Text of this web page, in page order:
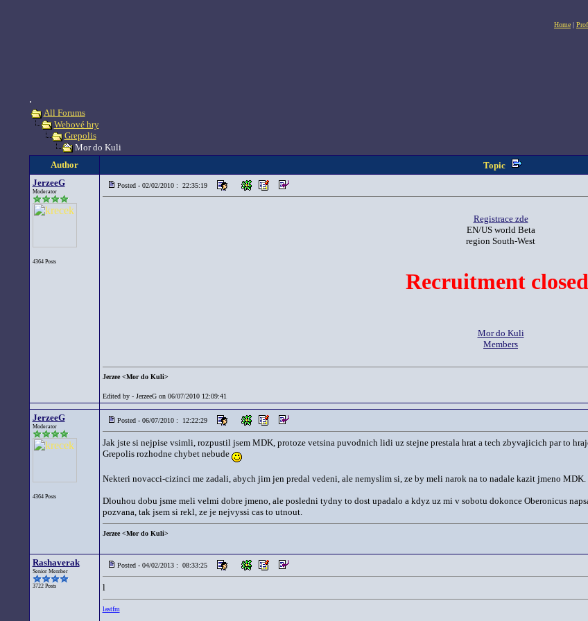
Home |
.
All Forums
Webové hry
Grepolis
Mor do Kuli
Author
Topic
JerzeeG
Moderator
4364 Posts
Posted - 02/02/2010 : 22:35:19
Registrace zde
EN/US world Beta
region South-West
Recruitment
Mor do Kuli
Members
Jerzee <Mor do Kuli>
Edited by - JerzeeG on 06/07/2010 12:09:41
JerzeeG
Moderator
4364 Posts
Posted - 06/07/2010 : 12:22:29
Jak jste si nejpise vsimli, rozpustil jsem MDK, protoze vetsina puvodnich lidi uz stejne prestala hrat a tech zbyvajicich par to
Grepolis rozhodne chybet nebude
Nekteri novacci-cizinci me zadali, abych jim jen predal vedeni, ale nemyslim si, ze by meli narok na to nadale kazit jmeno MDK.
Dlouhou dobu jsme meli velmi dobre jmeno, ale posledni tydny to dost upadalo a kdyz uz mi v sobotu dokonce Oberonicus
pozvana, tak jsem si rekl, ze je nejvyssi cas to utnout.
Jerzee <Mor do Kuli>
Rashaverak
Senior Member
3722 Posts
Posted - 04/02/2013 : 08:33:25
l
lastfm